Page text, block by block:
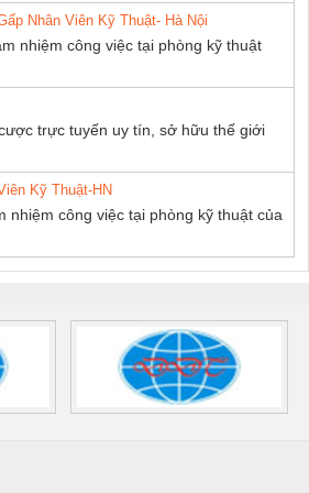
Nhân Viên Kỹ Thuật- Hà Nội
nhiệm công việc tại phòng kỹ thuật
trực tuyến uy tín, sở hữu thế giới
Kỹ Thuật-HN
nhiệm công việc tại phòng kỹ thuật của